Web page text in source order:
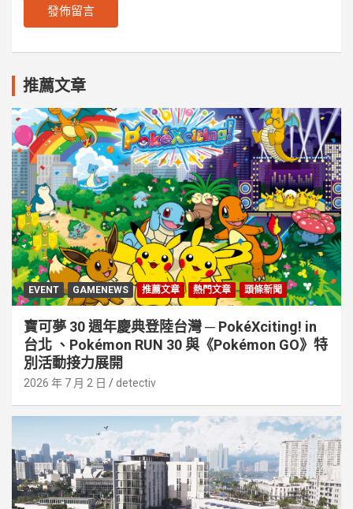
推薦文章
EVENT GAMENEWS 推薦文章 熱門文章 頭條新聞
寶可夢 30 週年慶典登陸台灣 ─ PokéXciting! in
台北 、Pokémon RUN 30 與《Pokémon GO》特
別活動接⼒展開
2026 年 7 月 2 日 detectiv